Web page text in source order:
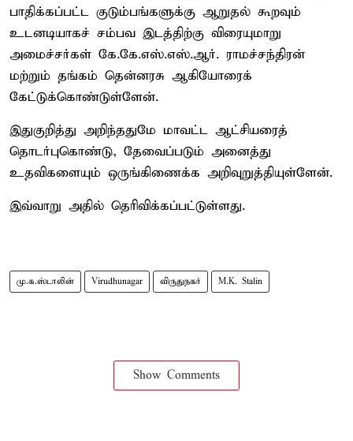
பாதிக்கப்பட்ட குடும்பங்களுக்கு ஆறுதல் கூறவும்
உடனடியாகச் சம்பவ இடத்திற்கு விரையுமாறு
அமைச்சர்கள் கே.கே.எஸ்.எஸ்.ஆர். ராமச்சந்திரன்
மற்றும் தங்கம் தென்னரசு ஆகியோரைக்
கேட்டுக்கொண்டுள்ளேன்.
இதுகுறித்து அறிந்ததுமே மாவட்ட ஆட்சியரைத்
தொடர்புகொண்டு, தேவைப்படும் அனைத்து
உதவிகளையும் ஒருங்கிணைக்க அறிவுறுத்தியுள்ளேன்.
இவ்வாறு அதில் தெரிவிக்கப்பட்டுள்ளது.
மு.க.ஸ்டாலின் Virudhunagar விருதுநகர் M.K. Stalin
Show Comments